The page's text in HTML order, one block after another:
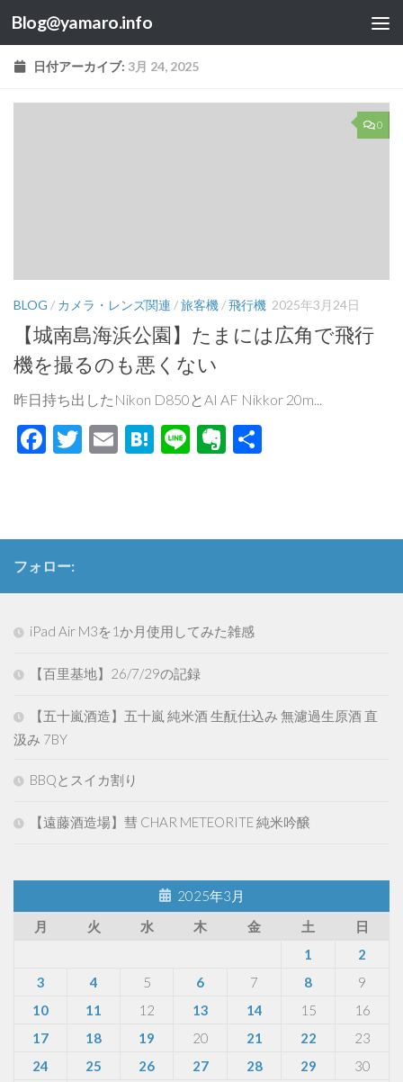
コンテンツへスキップ
Blog@yamaro.info
日付アーカイブ: 3月 24, 2025
0
BLOG / カメラ・レンズ関連 /旅客機 /飛行機 2025年3月24日
【城南島海浜公園】たまには広角で飛行
機を撮るのも悪くない
昨日持ち出したNikon D850とAI AF Nikkor 20m...
Facebook
Twitter
EmailHatena
LineEvernote
フォロー:
iPad Air M3を1か月使用してみた雑感
【百里基地】26/7/29の記録
【五十嵐酒造】五十嵐 純米酒 生酛仕込み 無濾過生原酒 直
汲み 7BY
BBQとスイカ割り
【遠藤酒造場】彗 CHAR METEORITE 純米吟醸
2025年3月
月
火 水 木 金 土
日
1
2
3
4 5 6 7 8
9
10
11 12 13 14 15
16
17
18 19 20 21 22
23
24
25 26 27 28 29
30